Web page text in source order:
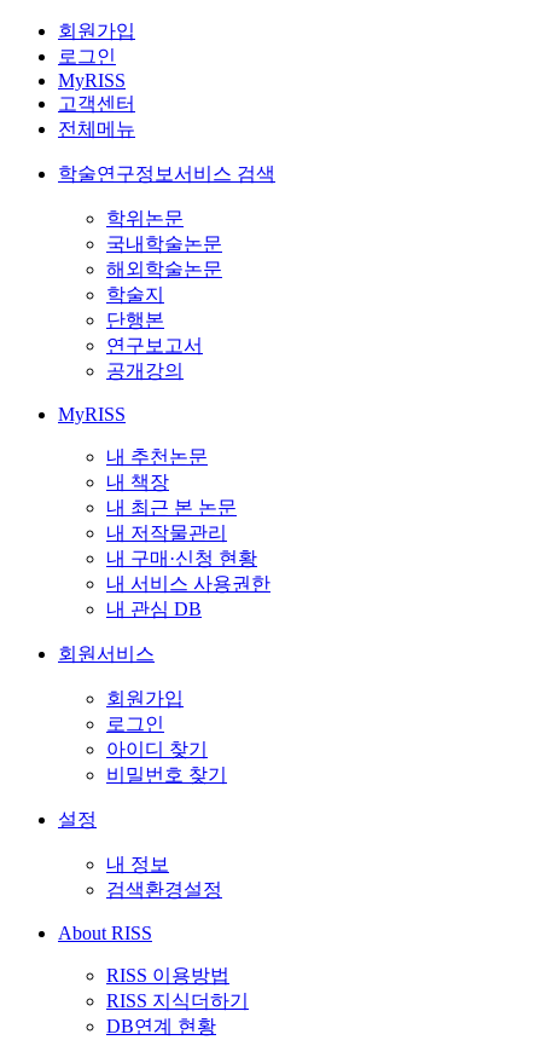
회원가입
로그인
MyRISS
고객센터
전체메뉴
학술연구정보서비스 검색
학위논문
국내학술논문
해외학술논문
학술지
단행본
연구보고서
공개강의
MyRISS
내 추천논문
내 책장
내 최근 본 논문
내 저작물관리
내 구매·신청 현황
내 서비스 사용권한
내 관심 DB
회원서비스
회원가입
로그인
아이디 찾기
비밀번호 찾기
설정
내 정보
검색환경설정
About RISS
RISS 이용방법
RISS 지식더하기
DB연계 현황